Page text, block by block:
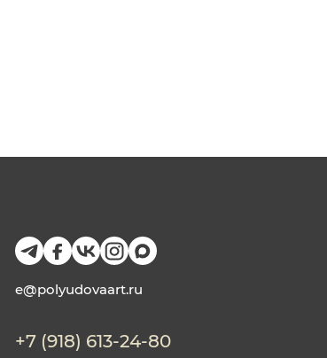
e@polyudovaart.ru
+7 (918) 613-24-80